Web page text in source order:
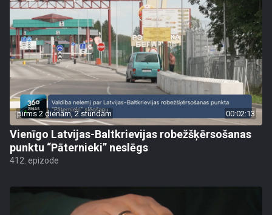
pirms 2 dienām, 2 stundām 00:02:13
Vienīgo Latvijas-Baltkrievijas robežšķērsošanas
punktu “Pāternieki” neslēgs
412. epizode